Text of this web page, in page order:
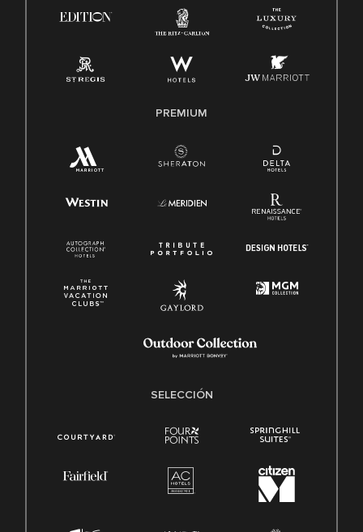
Ley de licencia familiar y médica (FMLA)
PREMIUM
SELECCIÓN